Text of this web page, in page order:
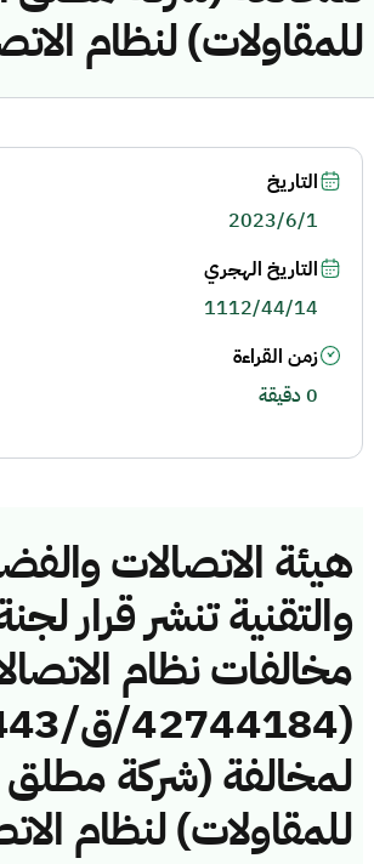
للمقاولات) لنظام
هيئة الاتصالات
والتقنية تنشر قرار
مخالفات نظام
لمخالفة (شركة مطلق
للمقاولات) لنظام
التاريخ
2023/6/1
التاريخ الهجري
1112/44/14
زمن القراءة
0 دقيقة